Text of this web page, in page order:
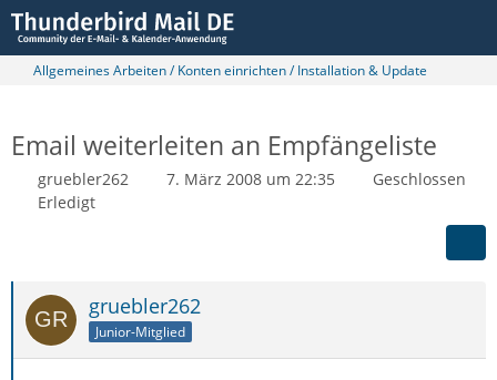
Allgemeines Arbeiten / Konten einrichten / Installation & Update
Email weiterleiten an Empfängeliste
gruebler262 7. März 2008 um 22:35
Geschlossen
Erledigt
gruebler262
Junior-Mitglied